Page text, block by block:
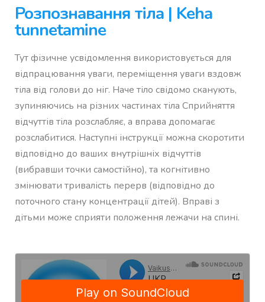
Розпознавання тіла | Keha
tunnetamine
Тут фізичне усвідомлення використовується для
відпрацювання уваги, переміщення уваги вздовж
тіла від голови до ніг. Наче тіло свідомо сканують,
зупиняючись на різних частинах тіла Сприйняття
відчуттів тіла розслабляє, а вправа допомагає
розслабитися. Наступні інструкції можна скоротити
відповідно до ваших внутрішніх відчуттів
(вибравши точки самостійно), та когнітивно
змінювати тривалість перерв (відповідно до
поточного стану концентрації дітей). Вправі з
дітьми може сприяти положення лежачи на спині.